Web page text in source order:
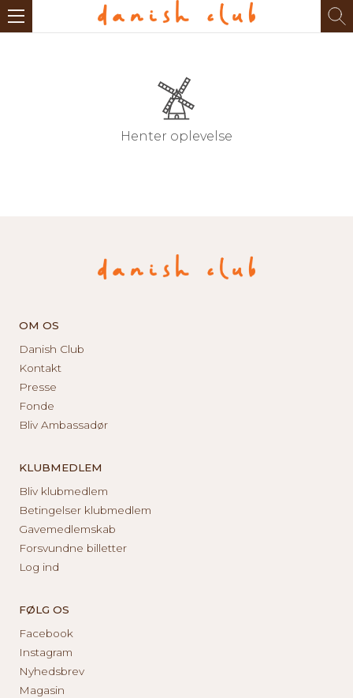
Henter oplevelse
OM OS
Danish Club
Kontakt
Presse
Fonde
Bliv Ambassadør
KLUBMEDLEM
Bliv klubmedlem
Betingelser klubmedlem
Gavemedlemskab
Forsvundne billetter
Log ind
FØLG OS
Facebook
Instagram
Nyhedsbrev
Magasin